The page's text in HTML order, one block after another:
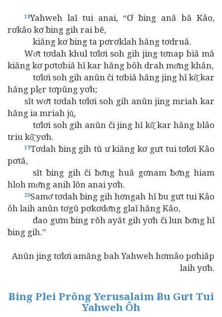
18Yahweh laĭ tui anai, “Ơ ƀing ană bă Kâo,
rơkâo kơ ƀing gih rai bĕ,
kiăng kơ ƀing ta pơrơklah hăng tơdruă.
Wơ̆t tơdah khul tơlơi soh gih jing tơnap biă mă
kiăng kơ pơtơbiă hĭ kar hăng bŏh drah mơ̆ng khăn,
tơlơi soh gih anŭn či tơbiă hăng jing hĭ kô̱̆ kar
hăng ple̱r tơpŭng yơh;
sĭt wơ̆t tơdah tơlơi soh gih anŭn jing mriah kar
hăng ia mriah jŭ̱,
tơlơi soh gih anŭn či jing hĭ kô̱̆ kar hăng blâo
triu kô̱̆ yơh.
19Tơdah ƀing gih tŭ ư kiăng kơ gưt tui tơlơi Kâo
pơtă,
sĭt ƀing gih či ƀơ̆ng huă gơnam ƀơ̆ng hiam
hloh mơ̆ng anih lŏn anai yơh.
20Samơ̆ tơdah ƀing gih hơngah hĭ ƀu gưt tui Kâo
ôh laih anŭn tơgŭ pơkơdơ̆ng glaĭ hăng Kâo,
đao gưm ƀing rŏh ayăt gih yơh či lun ƀơ̆ng hĭ
ƀing gih.”
Anŭn jing tơlơi amăng bah Yahweh hơmâo pơhiăp
laih yơh.
Ƀing Plei Prŏng Yerusalaim Ƀu Gưt Tui
Yahweh Ôh